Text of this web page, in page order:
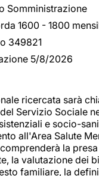
Somministrazione
1600 - 1800
349821
5/8/2026
ricercata sarà
Servizio Sociale
e socio-
all'Area Salute
la
la valutazione dei
familiare, la